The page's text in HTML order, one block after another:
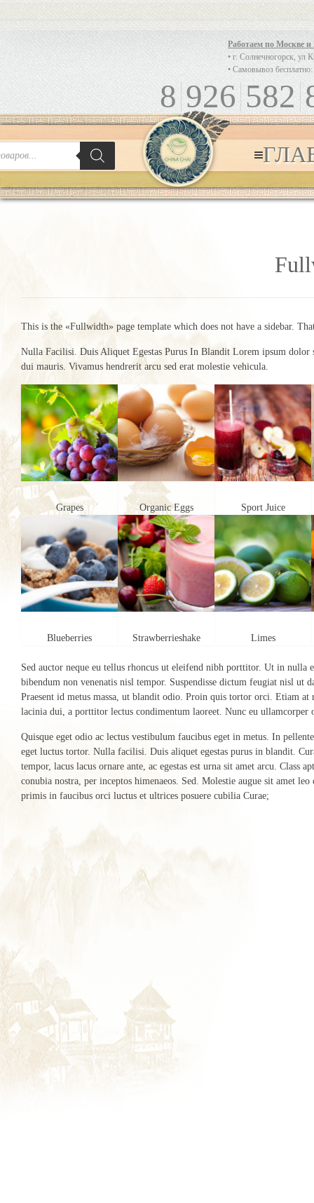
Работаем по Москве
• г. Солнечногорск, ул
• Самовывоз
8 926 582
This is the «Fullwidth» page template which does not have a sidebar.
Nulla Facilisi. Duis Aliquet Egestas Purus In Blandit Lorem ipsum
dui mauris. Vivamus hendrerit arcu sed erat molestie vehicula.
Grapes Organic Eggs Sport Juice
Blueberries Strawberrieshake Limes
Sed auctor neque eu tellus rhoncus ut eleifend nibh porttitor. Ut in nulla
bibendum non venenatis nisl tempor. Suspendisse dictum feugiat nisl ut
Praesent id metus massa, ut blandit odio. Proin quis tortor orci. Etiam at
lacinia dui, a porttitor lectus condimentum laoreet. Nunc eu ullamcorper
Quisque eget odio ac lectus vestibulum faucibus eget in metus. In
eget luctus tortor. Nulla facilisi. Duis aliquet egestas purus in blandit.
tempor, lacus lacus ornare ante, ac egestas est urna sit amet arcu. Class
conubia nostra, per inceptos himenaeos. Sed. Molestie augue sit amet
primis in faucibus orci luctus et ultrices posuere cubilia Curae;